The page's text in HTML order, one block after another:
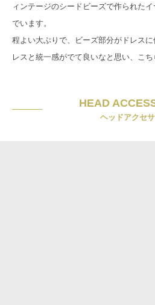
ィンテージのシードビーズで作られた
でいます。
程よい大ぶりで、ビーズ部分がドレス
レスと統一感がでて良いなと思い、こち
HEAD
ヘッドアクセ